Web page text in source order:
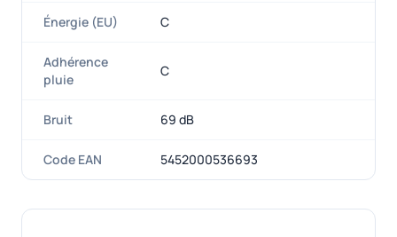
Énergie (EU) C
Adhérence
pluie
C
Bruit 69 dB
Code EAN 5452000536693